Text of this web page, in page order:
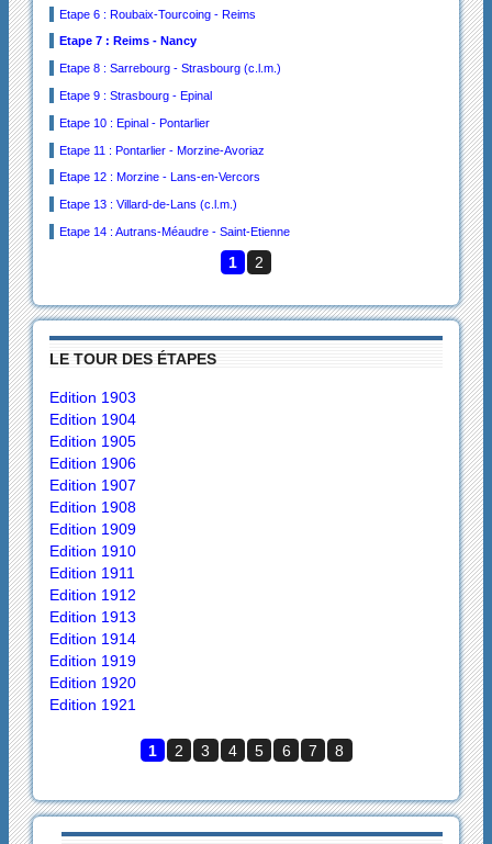
Etape 6 : Roubaix-Tourcoing - Reims
Etape 7 : Reims - Nancy
Etape 8 : Sarrebourg - Strasbourg (c.l.m.)
Etape 9 : Strasbourg - Epinal
Etape 10 : Epinal - Pontarlier
Etape 11 : Pontarlier - Morzine-Avoriaz
Etape 12 : Morzine - Lans-en-Vercors
Etape 13 : Villard-de-Lans (c.l.m.)
Etape 14 : Autrans-Méaudre - Saint-Etienne
1 2
LE TOUR DES ÉTAPES
Edition 1903
Edition 1904
Edition 1905
Edition 1906
Edition 1907
Edition 1908
Edition 1909
Edition 1910
Edition 1911
Edition 1912
Edition 1913
Edition 1914
Edition 1919
Edition 1920
Edition 1921
1 2 3 4 5 6 7 8